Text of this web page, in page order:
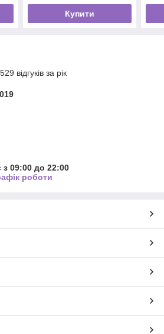
Купити
відгуків за рік
09:00 до 22:00
роботи